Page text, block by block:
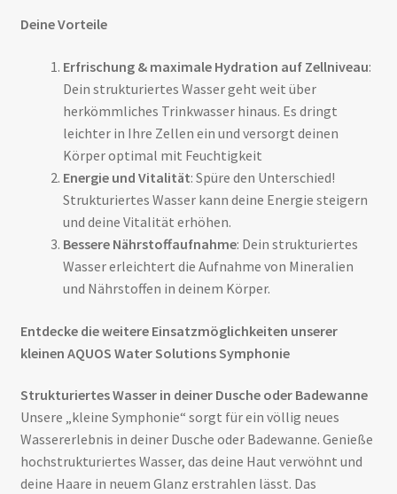
Deine Vorteile
Erfrischung & maximale Hydration auf Zellniveau:
Dein strukturiertes Wasser geht weit über
herkömmliches Trinkwasser hinaus. Es dringt
leichter in Ihre Zellen ein und versorgt deinen
Körper optimal mit Feuchtigkeit
Energie und Vitalität: Spüre den Unterschied!
Strukturiertes Wasser kann deine Energie steigern
und deine Vitalität erhöhen.
Bessere Nährstoffaufnahme: Dein strukturiertes
Wasser erleichtert die Aufnahme von Mineralien
und Nährstoffen in deinem Körper.
Entdecke die weitere Einsatzmöglichkeiten unserer
kleinen AQUOS Water Solutions Symphonie
Strukturiertes Wasser in deiner Dusche oder Badewanne
Unsere „kleine Symphonie“ sorgt für ein völlig neues
Wassererlebnis in deiner Dusche oder Badewanne. Genieße
hochstrukturiertes Wasser, das deine Haut verwöhnt und
deine Haare in neuem Glanz erstrahlen lässt. Das